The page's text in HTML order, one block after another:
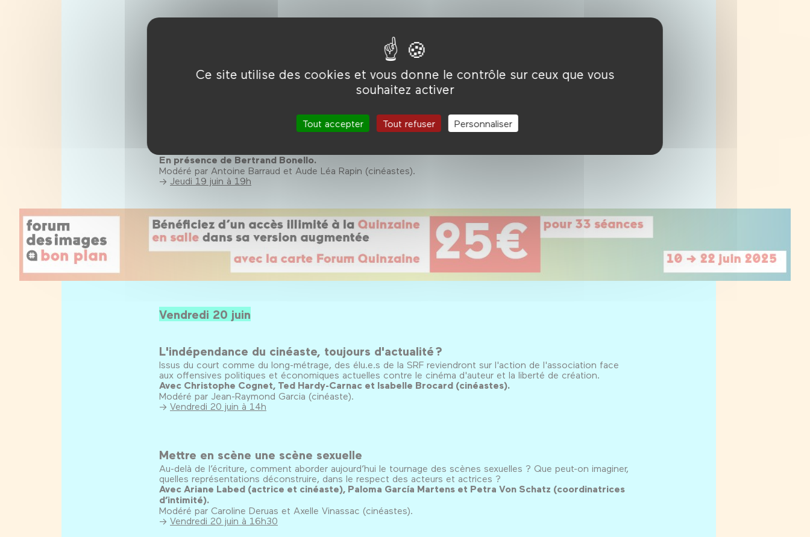
Ce site utilise des cookies et vous donne le contrôle sur ceux que vous
souhaitez activer
Tout accepter Tout refuser Personnaliser
Vivre de son métier de cinéaste
Même lorsque leurs œuvres sont visibles ou reconnues, de nombreux cinéastes peinent à vivre de leur métier
; de la conception à la diffusion, ils/elles sont pourtant au cœur de la « chaîne de production ». Qu’exiger de
Modéré par Elisabeth Jonniaux (cinéaste) et Raphaël Laforgue (auteur).
Cinéaste au travail : Bertrand Bonello
En présence de Bertrand Bonello.
Modéré par Antoine Barraud et Aude Léa Rapin (cinéastes).
→ Jeudi 19 juin à 19h
Vendredi 20 juin
L'indépendance du cinéaste, toujours d'actualité ?
Issus du court comme du long-métrage, des élu.e.s de la SRF reviendront sur l'action de l'association face
aux offensives politiques et économiques actuelles contre le cinéma d'auteur et la liberté de création.
Avec Christophe Cognet, Ted Hardy-Carnac et Isabelle Brocard (cinéastes).
Modéré par Jean-Raymond Garcia (cinéaste).
→ Vendredi 20 juin à 14h
Mettre en scène une scène sexuelle
Au-delà de l’écriture, comment aborder aujourd’hui le tournage des scènes sexuelles ? Que peut-on imaginer,
quelles représentations déconstruire, dans le respect des acteurs et actrices ?
Avec Ariane Labed (actrice et cinéaste), Paloma García Martens et Petra Von Schatz (coordinatrices
d’intimité).
Modéré par Caroline Deruas et Axelle Vinassac (cinéastes).
→ Vendredi 20 juin à 16h30